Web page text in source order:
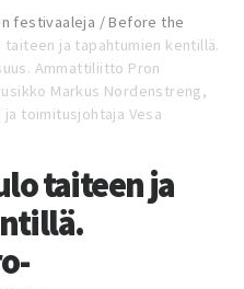
festivaaleja / Before the
ja tapahtumien kentillä.
Ammattiliitto Pron
Markus Nordenstreng,
ja toimitusjohtaja Vesa
taiteen ja